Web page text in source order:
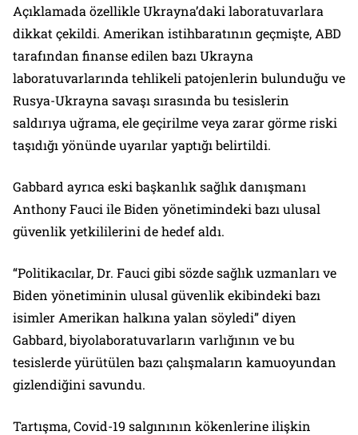
Açıklamada özellikle Ukrayna’daki laboratuvarlara
dikkat çekildi. Amerikan istihbaratının geçmişte, ABD
tarafından finanse edilen bazı Ukrayna
laboratuvarlarında tehlikeli patojenlerin bulunduğu ve
Rusya-Ukrayna savaşı sırasında bu tesislerin
saldırıya uğrama, ele geçirilme veya zarar görme riski
taşıdığı yönünde uyarılar yaptığı belirtildi.
Gabbard ayrıca eski başkanlık sağlık danışmanı
Anthony Fauci ile Biden yönetimindeki bazı ulusal
güvenlik yetkililerini de hedef aldı.
“Politikacılar, Dr. Fauci gibi sözde sağlık uzmanları ve
Biden yönetiminin ulusal güvenlik ekibindeki bazı
isimler Amerikan halkına yalan söyledi” diyen
Gabbard, biyolaboratuvarların varlığının ve bu
tesislerde yürütülen bazı çalışmaların kamuoyundan
gizlendiğini savundu.
Tartışma, Covid-19 salgınının kökenlerine ilişkin